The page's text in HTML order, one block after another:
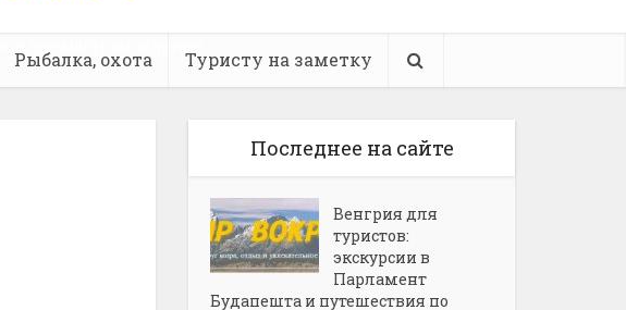
Рыбалка, охота Туристу на заметку
Последнее на сайте
Венгрия для
туристов:
экскурсии в
Парламент
Будапешта и путешествия по